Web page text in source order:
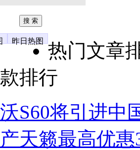
昨日热图
热门文章
排行
S60将引进中
天籁最高优